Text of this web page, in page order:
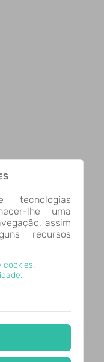
tecnologias
lhe uma
assim
recursos
cookies.